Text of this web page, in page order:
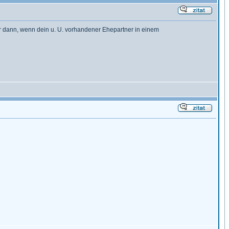
wenn dein u. U. vorhandener Ehepartner in einem